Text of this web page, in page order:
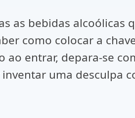
as bebidas alcoólicas
como colocar a
entrar, depara-se
uma desculpa